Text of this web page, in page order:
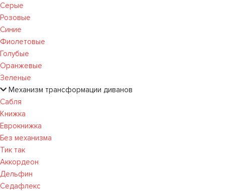
Серые
Розовые
Синие
Фиолетовые
Голубые
Оранжевые
Зеленые
Механизм трансформации диванов
Сабля
Книжка
Еврокнижка
Без механизма
Тик так
Аккордеон
Дельфин
Седафлекс